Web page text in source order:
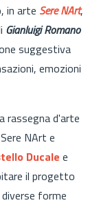
in arte Sere NArt,
Gianluigi Romano
suggestiva
emozioni
rassegna d'arte
NArt e
Ducale e
il progetto
forme